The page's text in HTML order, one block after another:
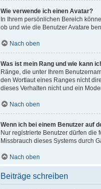
Wie verwende ich einen Avatar?
In Ihrem persönlichen Bereich
ob und wie die Benutzer Avatare
Nach oben
Was ist mein Rang und wie kann
Ränge, die unter Ihrem
den Wortlaut eines Ranges nicht
dieses Verhalten nicht und ein
Nach oben
Wenn ich bei einem Benutzer auf
Nur registrierte Benutzer dürfen die
Missbrauch dieses Systems durch
Nach oben
Beiträge schreiben